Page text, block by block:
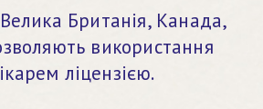
Британія, Канада,
використання
ліцензією.